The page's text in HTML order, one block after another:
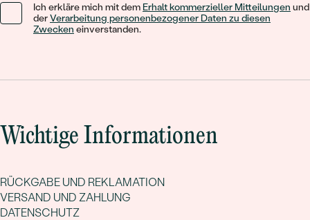
Ich erkläre mich mit dem Erhalt kommerzieller Mitteilungen und
derVerarbeitung personenbezogener Daten zu diesen
Zwecken einverstanden.
Wichtige Informationen
RÜCKGABE UND REKLAMATION
VERSAND UND ZAHLUNG
DATENSCHUTZ